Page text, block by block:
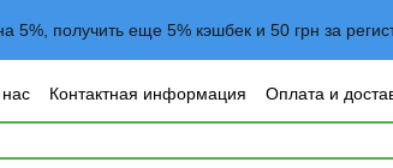
5%, получить еще 5% кэшбек и 50 грн за
Контактная информация
Оплата и
соглашение Договор оферта Блог